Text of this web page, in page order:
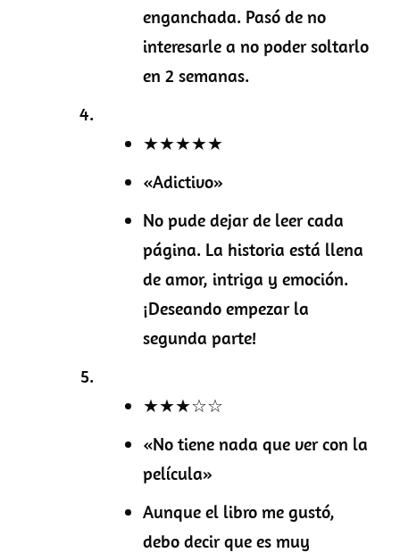
enganchada. Pasó de no
interesarle a no poder soltarlo
en 2 semanas.
★★★★★
«Adictivo»
No pude dejar de leer cada
página. La historia está llena
de amor, intriga y emoción.
¡Deseando empezar la
segunda parte!
★★★☆☆
«No tiene nada que ver con la
película»
Aunque el libro me gustó,
debo decir que es muy